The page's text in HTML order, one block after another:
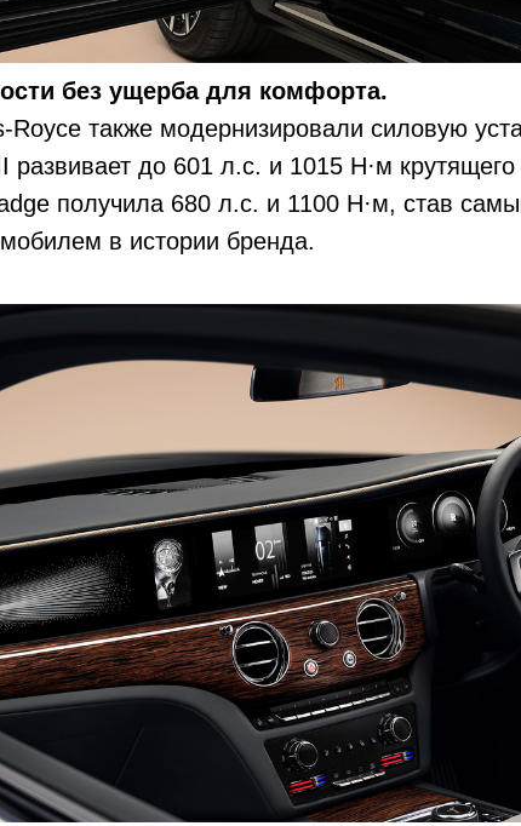
без ущерба для комфорта.
также модернизировали силовую
развивает до 601 л.с. и 1015 Н·м
получила 680 л.с. и 1100 Н·м, став
в истории бренда.